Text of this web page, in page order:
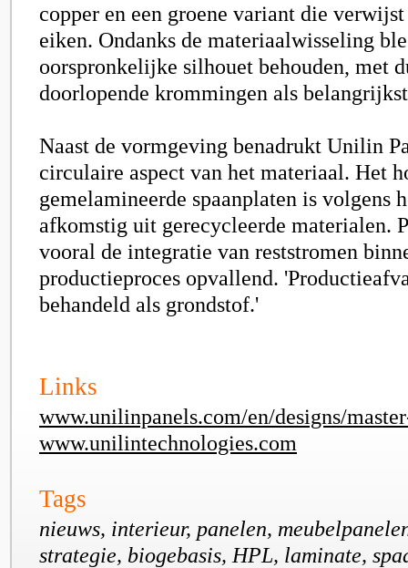
copper en een groene variant die
eiken. Ondanks de materiaalwisseling
oorspronkelijke silhouet behouden, met
doorlopende krommingen als
Naast de vormgeving benadrukt Unilin
circulaire aspect van het materiaal. Het
gemelamineerde spaanplaten is volgens
afkomstig uit gerecycleerde materialen.
vooral de integratie van reststromen
productieproces opvallend.
behandeld als grondstof.'
Links
www.unilinpanels.com/en/designs/
www.unilintechnologies.com
Tags
nieuws, interieur, panelen,
strategie, biogebasis, HPL, laminate,